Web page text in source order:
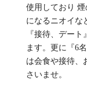
使用しており
になるニオイな
『接待、デー
ます。更に『6
は会食や接待、
さいませ。